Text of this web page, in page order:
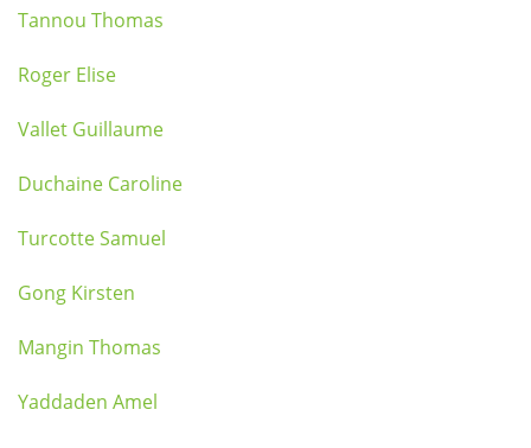
Tannou Thomas
Roger Elise
Vallet Guillaume
Duchaine Caroline
Turcotte Samuel
Gong Kirsten
Mangin Thomas
Yaddaden Amel